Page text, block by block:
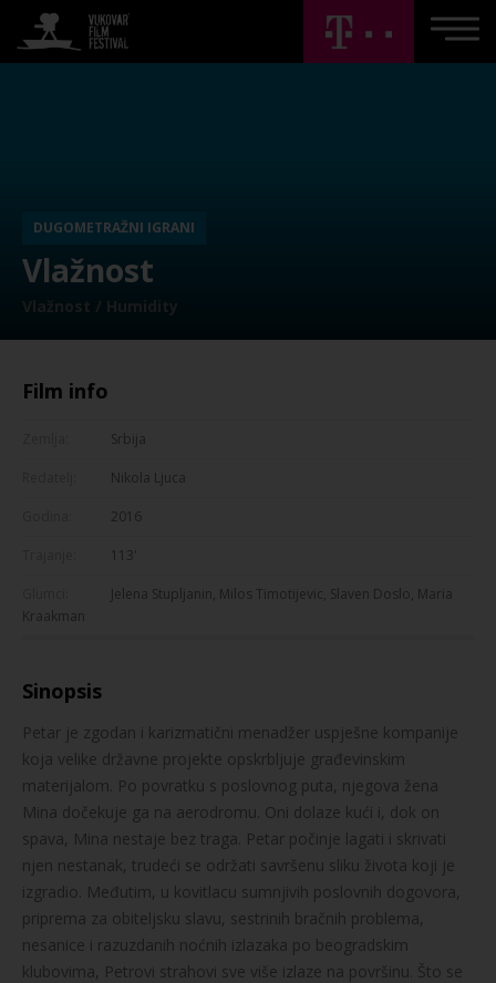
DUGOMETRAŽNI IGRANI
Vlažnost
Vlažnost / Humidity
Film info
Srbija
Nikola Ljuca
2016
113'
Jelena Stupljanin, Milos Timotijevic, Slaven Doslo, Maria
Kraakman
Sinopsis
Petar je zgodan i karizmatični menadžer uspješne kompanije
koja velike državne projekte opskrbljuje građevinskim
materijalom. Po povratku s poslovnog puta, njegova žena
Mina dočekuje ga na aerodromu. Oni dolaze kući i, dok on
spava, Mina nestaje bez traga. Petar počinje lagati i skrivati
njen nestanak, trudeći se održati savršenu sliku života koji je
izgradio. Međutim, u kovitlacu sumnjivih poslovnih dogovora,
priprema za obiteljsku slavu, sestrinih bračnih problema,
nesanice i razuzdanih noćnih izlazaka po beogradskim
klubovima, Petrovi strahovi sve više izlaze na površinu. Što se